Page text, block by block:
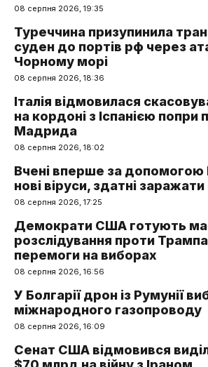
08 серпня 2026, 19:35
Туреччина призупинила
суден до портів рф через
Чорному морі
08 серпня 2026, 18:36
Італія відмовилася
на кордоні з Іспанією попри
Мадрида
08 серпня 2026, 18:02
Вчені вперше за допомогою
нові віруси, здатні заражати
08 серпня 2026, 17:25
Демократи США готують
розслідування проти Трампа
перемоги на виборах
08 серпня 2026, 16:56
У Болгарії дрон із Румунії
міжнародного газопроводу
08 серпня 2026, 16:09
Сенат США відмовився